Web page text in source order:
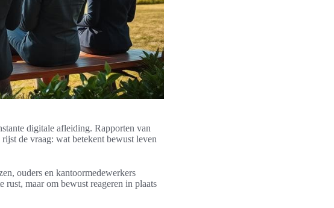
digitale afleiding. Rapporten van
de vraag: wat betekent bewust leven
ouders en kantoormedewerkers
maar om bewust reageren in plaats